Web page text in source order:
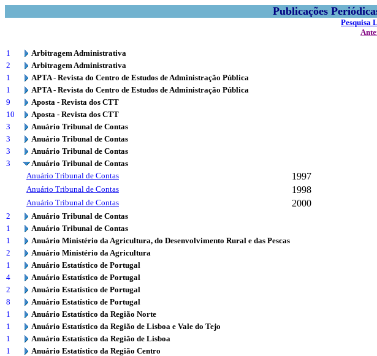
Publicações
Pesquisa
1
Arbitragem Administrativa
2
Arbitragem Administrativa
1
APTA - Revista do Centro de Estudos de Administração Pública
1
APTA - Revista do Centro de Estudos de Administração Pública
9
Aposta - Revista dos CTT
10
Aposta - Revista dos CTT
3
Anuário Tribunal de Contas
3
Anuário Tribunal de Contas
3
Anuário Tribunal de Contas
3
Anuário Tribunal de Contas
Anuário Tribunal de Contas
1997
Anuário Tribunal de Contas 1998
Anuário Tribunal de Contas 2000
2
Anuário Tribunal de Contas
1
Anuário Tribunal de Contas
1
Anuário Ministério da Agricultura, do Desenvolvimento Rural e das Pescas
2
Anuário Ministério da Agricultura
1
Anuário Estatístico de Portugal
4
Anuário Estatístico de Portugal
2
Anuário Estatístico de Portugal
8
Anuário Estatístico de Portugal
1
Anuário Estatístico da Região Norte
1
Anuário Estatístico da Região de Lisboa e Vale do Tejo
1
Anuário Estatístico da Região de Lisboa
1
Anuário Estatístico da Região Centro